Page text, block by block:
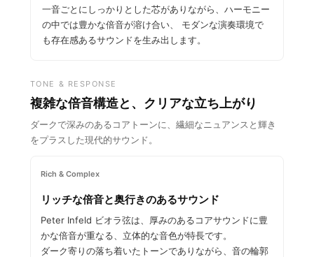
一音ごとにしっかりとした芯がありながら、ハーモニー
の中では豊かな倍音が溶け合い、 モダンな演奏環境で
も存在感あるサウンドを生み出します。
TONE & RESPONSE
複雑な倍音構造と、クリアな立ち上がり
ダークで深みのあるコアトーンに、繊細なニュアンスと輝き
をプラスした現代的サウンド。
Rich & Complex
リッチな倍音と奥行きのあるサウンド
Peter Infeld ビオラ弦は、厚みのあるコアサウンドに豊
かな倍音が重なる、立体的な音色が特長です。
ダーク寄りの落ち着いたトーンでありながら、音の輪郭